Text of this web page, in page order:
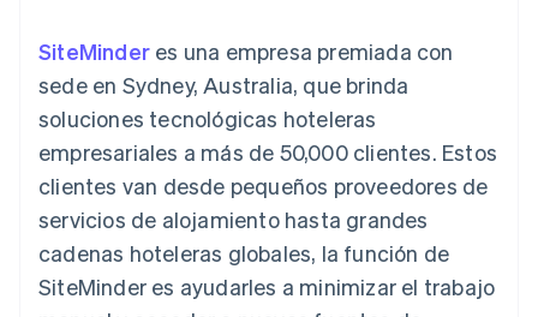
Acceso a más
Terminal
Pagos en
Authorization
Boost
de aceptación
Link
compra
contable
Stripe Sigma
Informes
personalizados
Data Pipeline
Sincronización
de datos
Gestión del dinero
Plataformas
SaaS
Por sector
Empresas de IA
Economía de los
creadores
basada en el consumo
Emitir tarjetas virtuales
con stablecoins
Aprovisiona y gestiona
servicios con agentes
Recursos
Integraciones de
Hoja de ruta del
producto
Stripe Sessions:
nuestro evento anual
Empleo
Sala de prensa
Stripe Press
SiteMinder es una empresa premiada con
sede en Sydney, Australia, que brinda
soluciones tecnológicas hoteleras
empresariales a más de 50,000 clientes. Estos
clientes van desde pequeños proveedores de
servicios de alojamiento hasta grandes
cadenas hoteleras globales, la función de
SiteMinder es ayudarles a minimizar el trabajo